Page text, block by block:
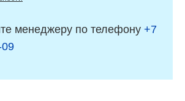
менеджеру по телефону +7